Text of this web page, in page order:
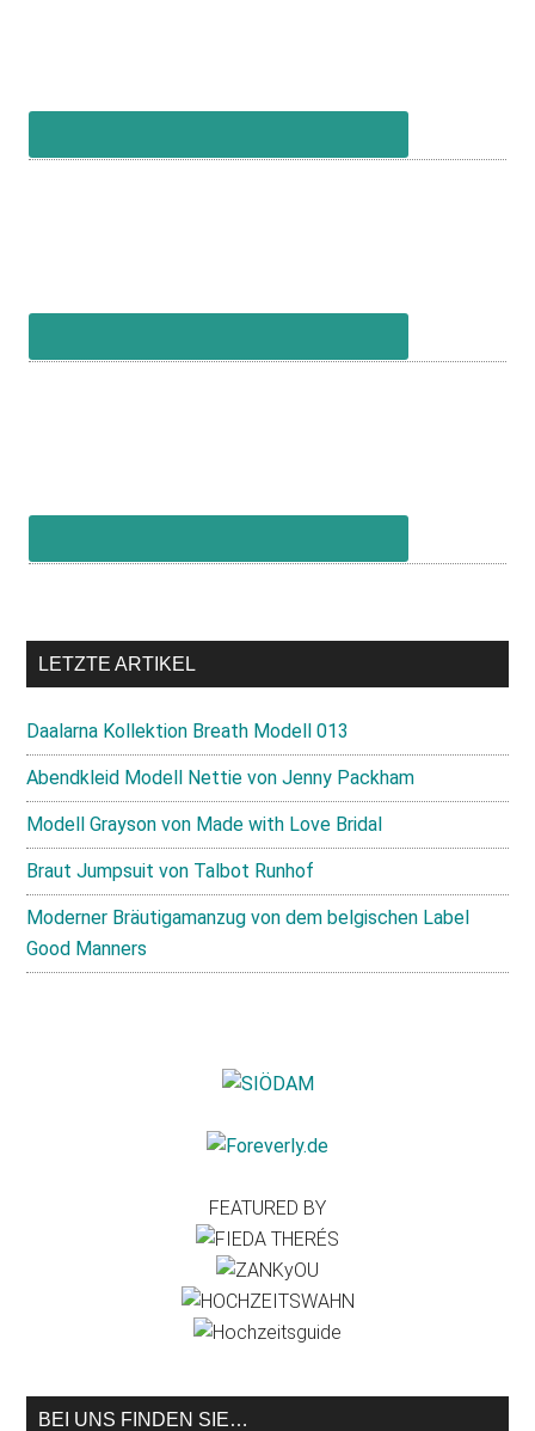
LETZTE ARTIKEL
Daalarna Kollektion Breath Modell 013
Abendkleid Modell Nettie von Jenny Packham
Modell Grayson von Made with Love Bridal
Braut Jumpsuit von Talbot Runhof
Moderner Bräutigamanzug von dem belgischen Label
Good Manners
FEATURED BY
BEI UNS FINDEN SIE…